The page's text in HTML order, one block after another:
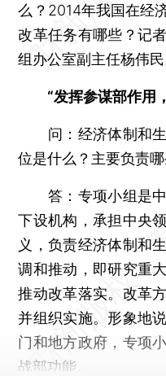
么？2014年我国在经
改革任务有哪些？记
组办公室副主任杨伟民
“发挥参谋部作用
问：经济体制和生
位是什么？主要负责
答：专项小组是
下设机构，承担中央
义，负责经济体制和
调和推动，即研究重
推动改革落实。改革
并组织实施。形象地
门和地方政府，专项
战部功能。